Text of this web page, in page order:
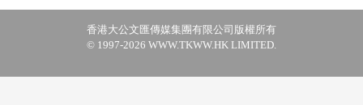
香港大公文匯傳媒集團有限公司版權所有
© 1997-2026 WWW.TKWW.HK LIMITED.